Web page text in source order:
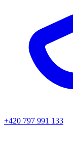
+420 797 991 133